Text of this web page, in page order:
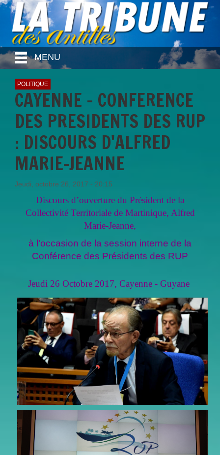
MENU
POLITIQUE
CAYENNE - CONFERENCE
DES PRESIDENTS DES RUP
: DISCOURS D'ALFRED
MARIE-JEANNE
Jeudi, octobre 26, 2017 - 20:15
Discours d’ouverture du Président de la
Collectivité Territoriale de Martinique, Alfred
Marie-Jeanne,
à l’occasion de la session interne de la
Conférence des Présidents des RUP
Jeudi 26 Octobre 2017, Cayenne - Guyane